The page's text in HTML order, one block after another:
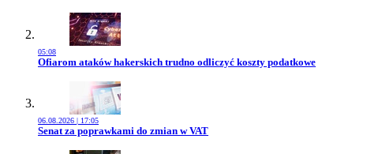
05:08
Przejdź do artykułu:
Ofiarom ataków hakerskich trudno odliczyć koszty podatkowe
06.08.2026 | 17:05
Przejdź do artykułu:
Senat za poprawkami do zmian w VAT